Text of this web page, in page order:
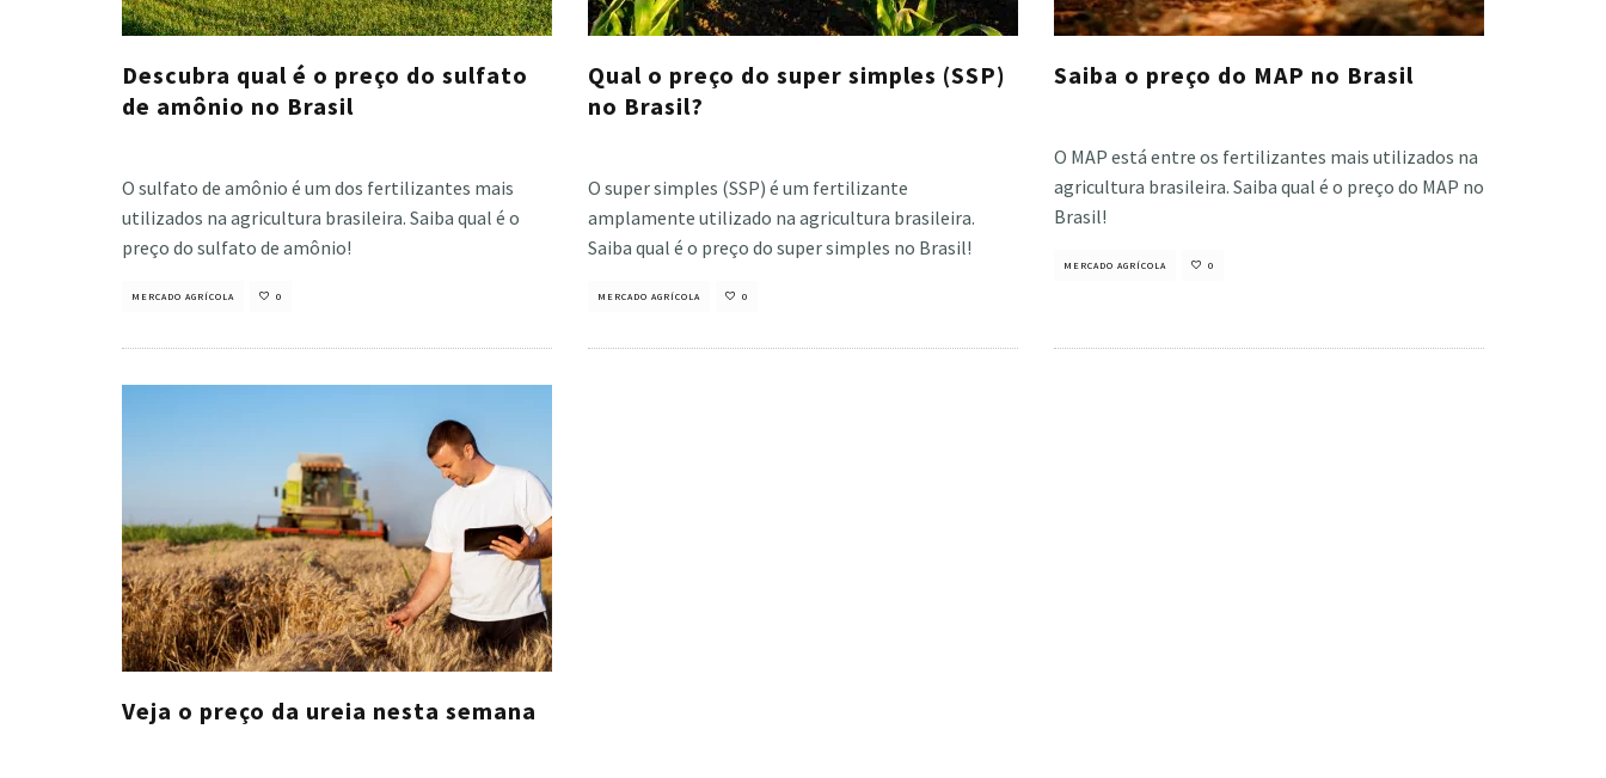
Descubra qual é o preço do sulfato
de amônio no Brasil
O sulfato de amônio é um dos fertilizantes mais
utilizados na agricultura brasileira. Saiba qual é o
preço do sulfato de amônio!
MERCADO AGRÍCOLA 0
Qual o preço do super simples (SSP)
no Brasil?
O super simples (SSP) é um fertilizante
amplamente utilizado na agricultura brasileira.
Saiba qual é o preço do super simples no Brasil!
MERCADO AGRÍCOLA 0
Saiba o preço do MAP no Brasil
O MAP está entre os fertilizantes mais utilizados na
agricultura brasileira. Saiba qual é o preço do MAP no
Brasil!
MERCADO AGRÍCOLA 0
Veja o preço da ureia nesta semana